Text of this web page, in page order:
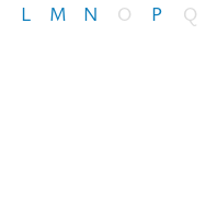
L M N O P Q